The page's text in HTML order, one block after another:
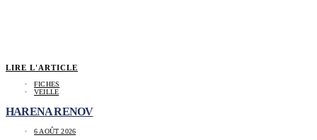
LIRE L'ARTICLE
FICHES
VEILLE
HARENA RENOV
6 AOÛT 2026